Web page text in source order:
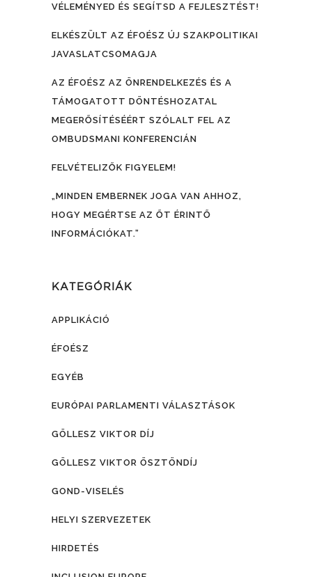
VÉLEMÉNYED ÉS SEGÍTSD A FEJLESZTÉST!
ELKÉSZÜLT AZ ÉFOÉSZ ÚJ SZAKPOLITIKAI
JAVASLATCSOMAGJA
AZ ÉFOÉSZ AZ ÖNRENDELKEZÉS ÉS A
TÁMOGATOTT DÖNTÉSHOZATAL
MEGERŐSÍTÉSÉÉRT SZÓLALT FEL AZ
OMBUDSMANI KONFERENCIÁN
FELVÉTELIZŐK FIGYELEM!
„MINDEN EMBERNEK JOGA VAN AHHOZ,
HOGY MEGÉRTSE AZ ŐT ÉRINTŐ
INFORMÁCIÓKAT.”
KATEGÓRIÁK
APPLIKÁCIÓ
ÉFOÉSZ
EGYÉB
EURÓPAI PARLAMENTI VÁLASZTÁSOK
GÖLLESZ VIKTOR DÍJ
GÖLLESZ VIKTOR ÖSZTÖNDÍJ
GOND-VISELÉS
HELYI SZERVEZETEK
HIRDETÉS